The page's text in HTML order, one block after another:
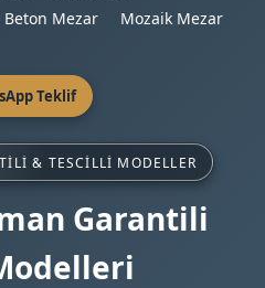
Beton Mezar
Mozaik Mezar
Teklif
& TESCILLI MODELLER
Garantili